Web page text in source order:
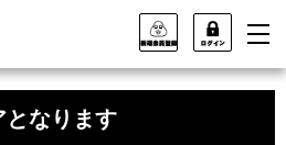
なります